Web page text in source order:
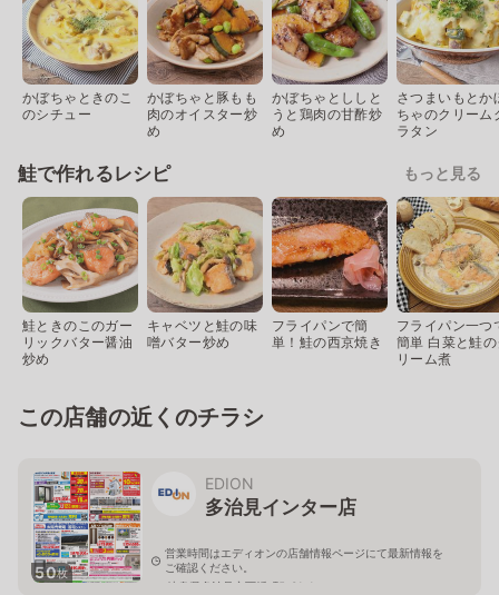
かぼちゃときのこ
のシチュー
かぼちゃと豚もも
肉のオイスター炒
め
かぼちゃとししと
うと鶏肉の甘酢炒
め
さつまいもとか
ちゃのクリーム
ラタン
鮭で作れるレシピ もっと見る
鮭ときのこのガー
リックバター醤油
炒め
キャベツと鮭の味
噌バター炒め
フライパンで簡
単！鮭の西京焼き
フライパン一つ
簡単 白菜と鮭
リーム煮
この店舗の近くのチラシ
50枚
EDION
多治見インター店
営業時間はエディオンの店舗情報ページにて最新情報を
ご確認ください。
岐阜県多治見市西坂町5-31-1